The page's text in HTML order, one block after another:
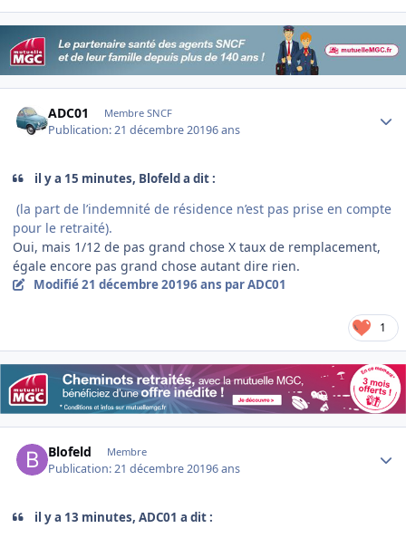
ADC01 Membre SNCF
Publication:21 décembre 20196 ans
il y a 15 minutes, Blofeld a dit :
(la part de l’indemnité de résidence n’est pas prise en compte
pour le retraité).
Oui, mais 1/12 de pas grand chose X taux de remplacement,
égale encore pas grand chose autant dire rien.
Modifié21 décembre 20196 ans par ADC01
1
Blofeld Membre
Publication:21 décembre 20196 ans
il y a 13 minutes, ADC01 a dit :